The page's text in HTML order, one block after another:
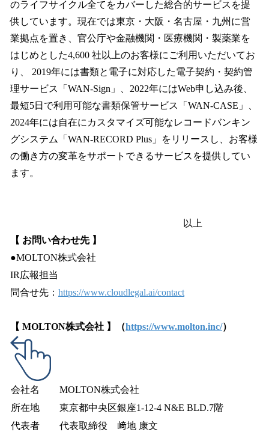
のライフサイクル全てをカバーした総合的サービスを提
供しています。現在では東京・大阪・名古屋・九州に営
業拠点を置き、官公庁や金融機関・医療機関・製薬業を
はじめとした4,600 社以上のお客様にご利用いただいてお
り、 2019年には書類と電子に対応した電子契約・契約管
理サービス「WAN-Sign」、2022年にはWeb申し込み後、
最短5日で利用可能な書類保管サービス「WAN-CASE」、
2024年には自在にカスタマイズ可能なレコードバンキン
グシステム「WAN-RECORD Plus」をリリースし、お客様
の働き方の変革をサポートできるサービスを提供してい
ます。
以上
【 お問い合わせ先 】
●MOLTON株式会社
IR広報担当
問合せ先： https://www.cloudlegal.ai/contact
【 MOLTON株式会社 】（https://www.molton.inc/）
会社名
MOLTON株式会社
所在地
東京都中央区銀座1-12-4 N&E BLD.7階
代表者
代表取締役 﨑地 康文